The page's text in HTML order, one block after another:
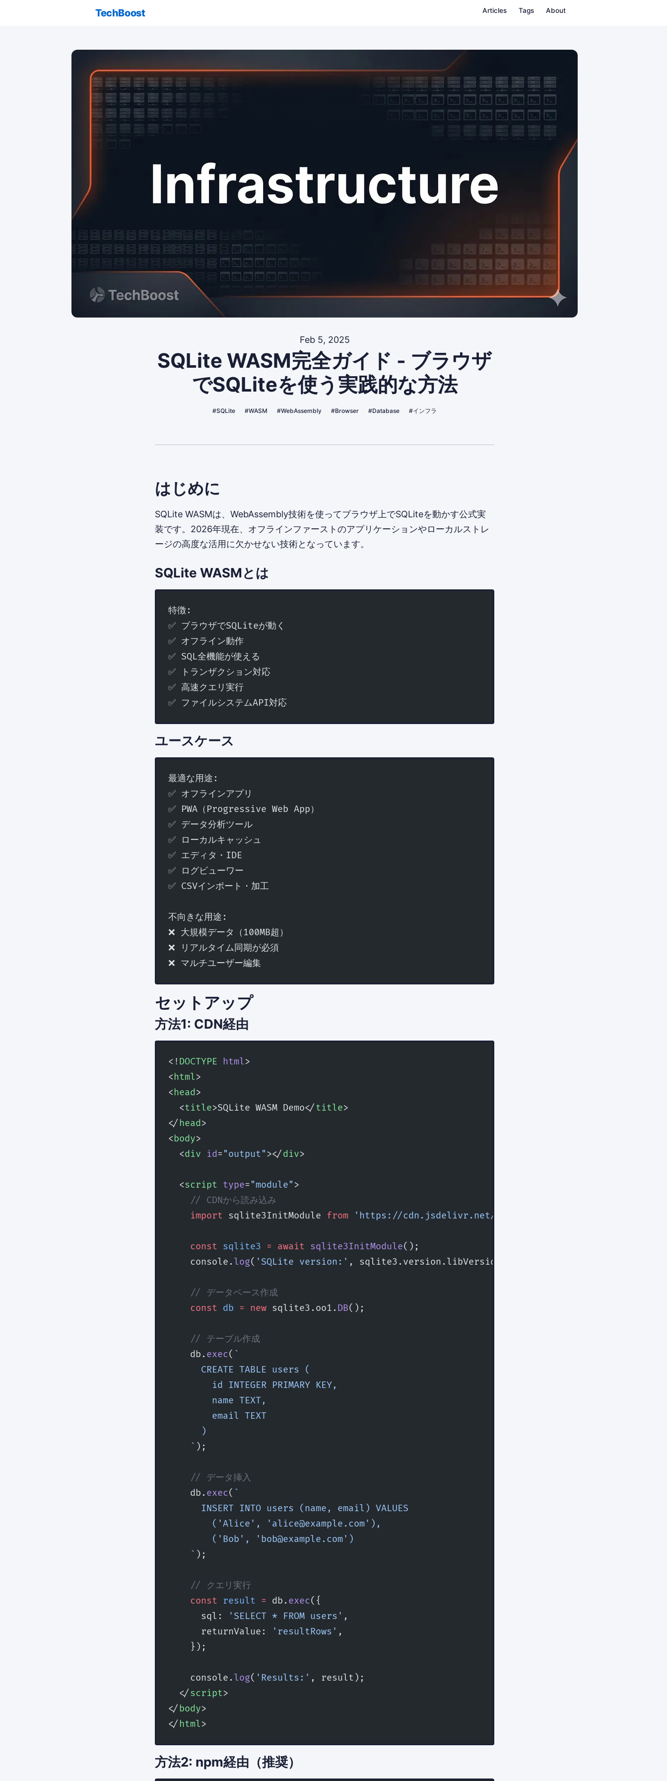
TechBoost Articles Tags About
Feb 5, 2025
SQLite WASM完全ガイド - ブラウザ
でSQLiteを使う実践的な方法
#SQLite #WASM #WebAssembly #Browser #Database #インフラ
はじめに
SQLite WASMは、WebAssembly技術を使ってブラウザ上でSQLiteを動かす公式実
装です。2026年現在、オフラインファーストのアプリケーションやローカルストレ
ージの高度な活用に欠かせない技術となっています。
SQLite WASMとは
特徴:
✅ ブラウザでSQLiteが動く
✅ オフライン動作
✅ SQL全機能が使える
✅ トランザクション対応
✅ 高速クエリ実行
✅ ファイルシステムAPI対応
ユースケース
最適な用途:
✅ オフラインアプリ
✅ PWA（Progressive Web App）
✅ データ分析ツール
✅ ローカルキャッシュ
✅ エディタ・IDE
✅ ログビューワー
✅ CSVインポート・加工
不向きな用途:
❌ 大規模データ（100MB超）
❌ リアルタイム同期が必須
❌ マルチユーザー編集
セットアップ
方法1: CDN経由
<! DOCTYPE html>
<html>
<head>
  <
title>SQLite WASM Demo</title>
</head>
<body>
  <
div id="output"></div>
  <
script type="module">
    // CDNから読み込み
    import
sqlite3InitModule from 'https://cdn.jsdelivr.net/npm/@sqlite.org/sqlite-
    const
sqlite3 = await sqlite3InitModule();
    console.
log( 'SQLite version:' , sqlite3.version.libVersion);
    // データベース作成
    const
db = new sqlite3.oo1. DB();
    // テーブル作成
    db.
exec( `
      CREATE TABLE users (
        id INTEGER PRIMARY KEY,
        name TEXT,
        email TEXT
      )
    `
);
    // データ挿入
    db.
exec( `
      INSERT INTO users (name, email) VALUES
        ('Alice', 'alice@example.com'),
        ('Bob', 'bob@example.com')
    `
);
    // クエリ実行
    const
result = db. exec({
      sql:
'SELECT * FROM users' ,
      returnValue:
'resultRows' ,
    });
    console.
log( 'Results:' , result);
  </
script>
</body>
</html>
方法2: npm経由（推奨）